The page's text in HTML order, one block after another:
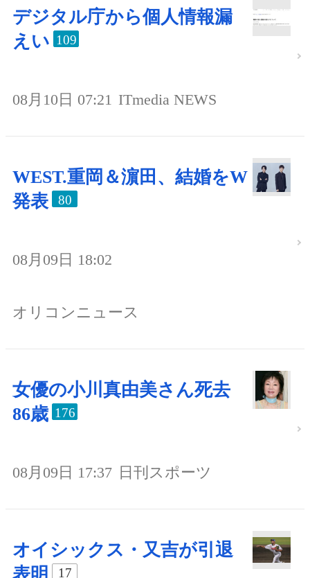
デジタル庁から個人情報漏
えい 109
08月10日 07:21 ITmedia NEWS
WEST.重岡＆濵田、結婚をW
発表
80
08月09日 18:02
オリコンニュース
女優の小川真由美さん死去
86歳 176
08月09日 17:37 日刊スポーツ
オイシックス・又吉が引退
17